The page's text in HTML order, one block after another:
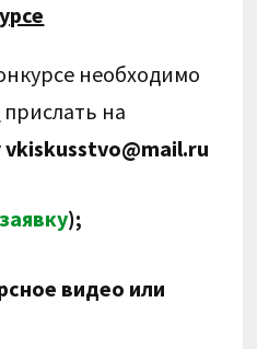
необходимо
прислать на
vkiskusstvo@mail.ru
);
видео или